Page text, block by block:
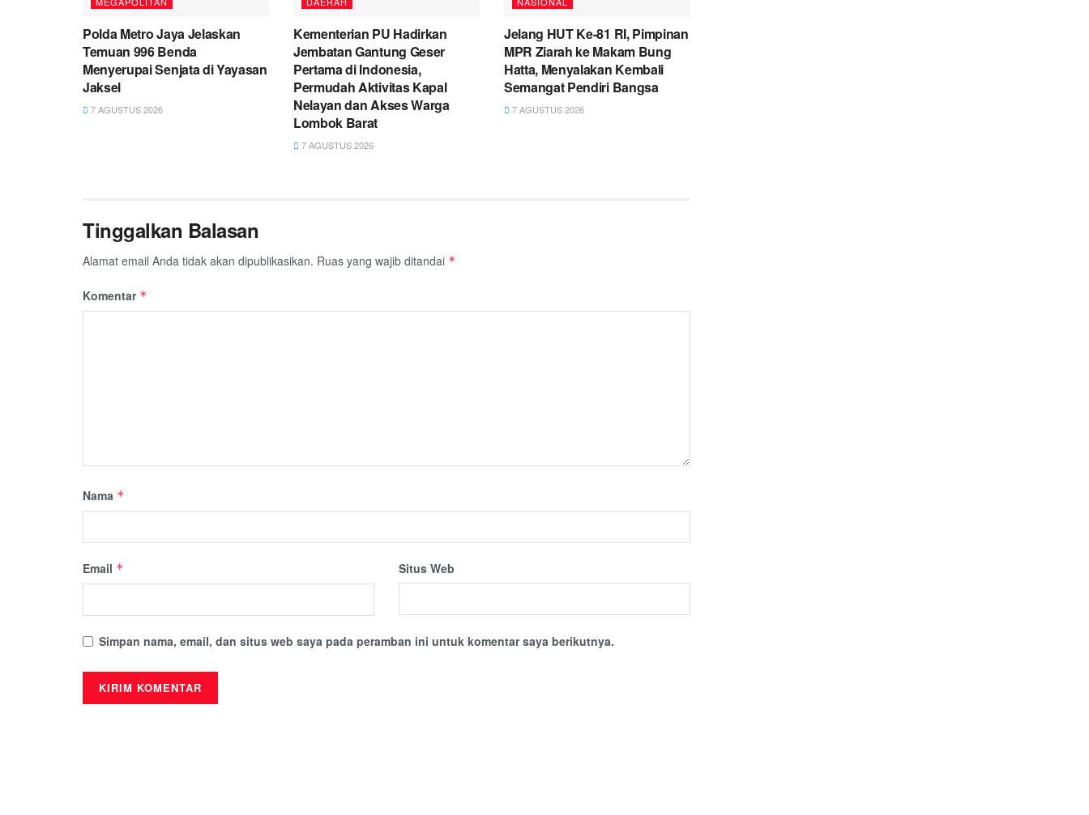
Polda Metro Jaya Jelaskan
Temuan 996 Benda
Menyerupai Senjata di Yayasan
Jaksel
7 AGUSTUS 2026
Kementerian PU Hadirkan
Jembatan Gantung Geser
Pertama di Indonesia,
Permudah Aktivitas Kapal
Nelayan dan Akses Warga
Lombok Barat
7 AGUSTUS 2026
Jelang HUT Ke-81 RI, Pimpinan
MPR Ziarah ke Makam Bung
Hatta, Menyalakan Kembali
Semangat Pendiri Bangsa
7 AGUSTUS 2026
Tinggalkan Balasan
Alamat email Anda tidak akan dipublikasikan. Ruas yang wajib ditandai *
Komentar *
Nama *
Email * Situs Web
Simpan nama, email, dan situs web saya pada peramban ini untuk komentar saya berikutnya.